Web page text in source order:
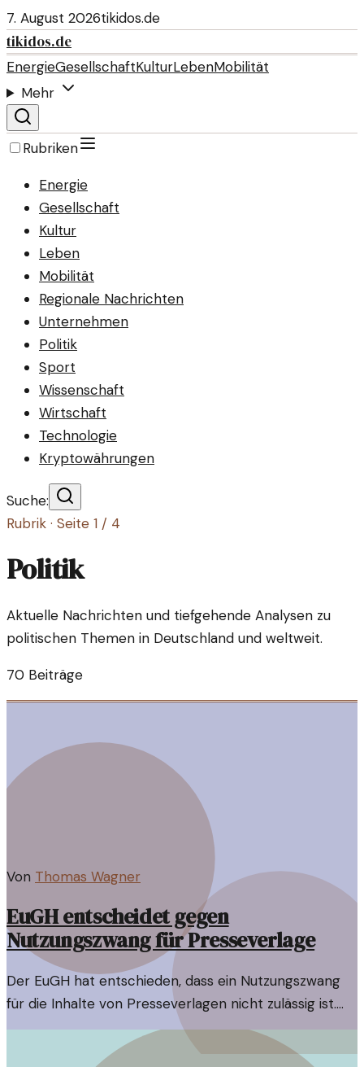
7. August 2026tikidos.de
tikidos.de
EnergieGesellschaftKulturLebenMobilität
Mehr
Rubriken
Energie
Gesellschaft
Kultur
Leben
Mobilität
Regionale Nachrichten
Unternehmen
Politik
Sport
Wissenschaft
Wirtschaft
Technologie
Kryptowährungen
Suche:
Rubrik · Seite 1 / 4
Politik
Aktuelle Nachrichten und tiefgehende Analysen zu
politischen Themen in Deutschland und weltweit.
70 Beiträge
Von Thomas Wagner
EuGH entscheidet gegen
Nutzungszwang für Presseverlage
Der EuGH hat entschieden, dass ein Nutzungszwang
für die Inhalte von Presseverlagen nicht zulässig ist.
Dies hat weitreichende Implikationen für die
Medienlandschaft in Europa.